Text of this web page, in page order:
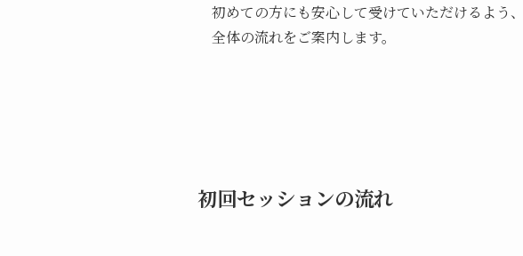
初めての方にも安心して受けていただけるよう、
全体の流れをご案内します。
初回セッションの流れ